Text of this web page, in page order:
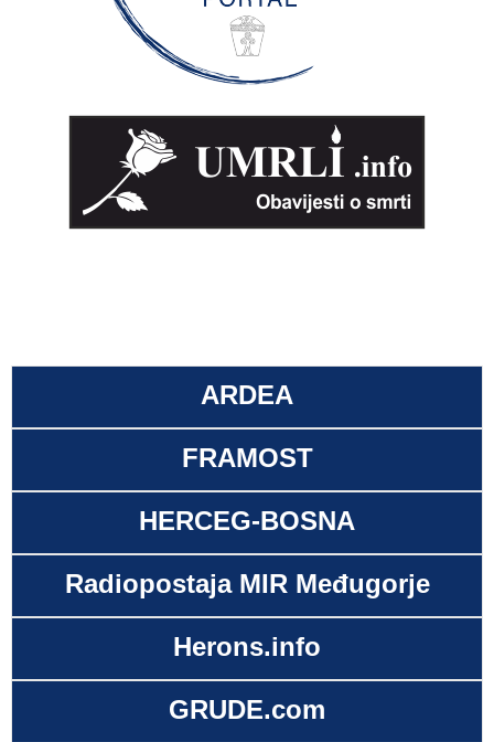
ARDEA
FRAMOST
HERCEG-BOSNA
Radiopostaja MIR Međugorje
Herons.info
GRUDE.com